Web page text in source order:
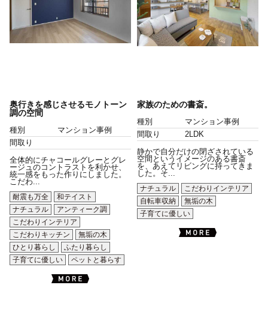
奥行きを感じさせるモノトーン
調の空間
種別
マンション事例
間取り
全体的にチャコールグレーとグレ
ージュのコントラストを利かせ、
統一感をもった作りにしました。
こだわ...
耐震も万全
和テイスト
ナチュラル
アンティーク調
こだわりインテリア
こだわりキッチン
無垢の木
ひとり暮らし
ふたり暮らし
子育てに優しい
ペットと暮らす
家族のための書斎。
種別
マンション事例
間取り
2LDK
静かで自分だけの閉ざされている
空間というイメージのある書斎
を、あえてリビングに持ってきま
した。そ...
ナチュラル
こだわりインテリア
自転車収納
無垢の木
子育てに優しい